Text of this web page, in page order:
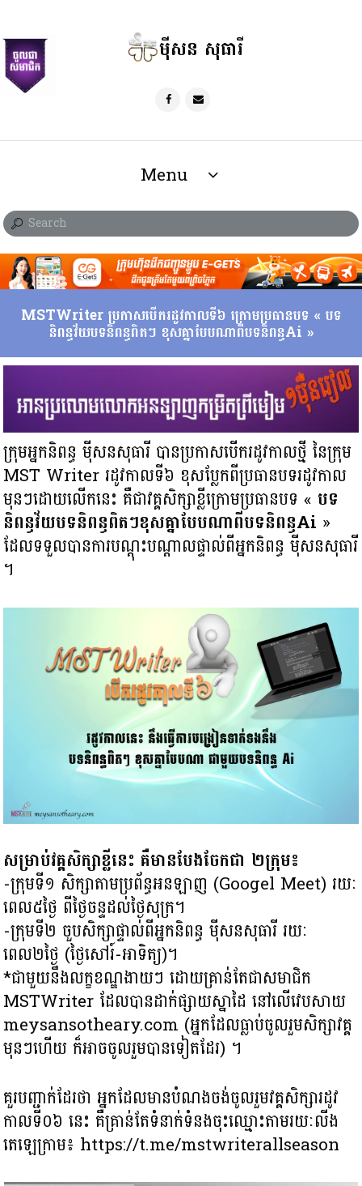
ម៉ីសន សុធារី
Menu
MSTWriter ប្រកាសបើករដូវកាលទី៦ ក្រោមប្រធានបទ « បទ
និពន្ធវ័យបទនិពន្ធពិតៗ ខុសគ្នាបែបណាពីបទនិពន្ធAi »
ក្រុមអ្នកនិពន្ធ ម៉ីសនសុធារី បានប្រកាស​បើករដូវកាលថ្មី នៃក្រុម
MST Writer រដូវកាលទី៦ ខុសប្លែកពីប្រធានបទរដូវកាល
មុនៗដោយលើកនេះ គឺជាវគ្គសិក្សាខ្លីក្រោមប្រធានបទ «បទ
និពន្ធវ័យបទនិពន្ធពិតៗខុសគ្នាបែបណាពីបទនិពន្ធAi »
ដែលទទួលបានការបណ្តុះបណ្តាលផ្ទាល់ពីអ្នកនិពន្ធ ម៉ីសនសុធារី
។
សម្រាប់វគ្គសិក្សាខ្លីនេះ គឺមានបែងចែកជា ២ក្រុម៖
-ក្រុមទី១ សិក្សាតាមប្រព័ន្ធអនឡាញ (Googel Meet) រយៈ
ពេល៥ថ្ងៃ ពីថ្ងៃចន្ទដល់ថ្ងៃសុក្រ។
-ក្រុមទី២ ចួបសិក្សាផ្ទាល់ពីអ្នកនិពន្ធ ម៉ីសនសុធារី រយៈ
ពេល២ថ្ងៃ (ថ្ងៃសៅរ៍-អាទិត្យ)។
*ជាមួយនឹងលក្ខខណ្ឌងាយៗ ដោយគ្រាន់តែជាសមាជិក
MSTWriter ដែលបានដាក់ផ្សាយស្នាដៃ នៅលើវេបសាយ
meysansotheary.com (អ្នកដែលធ្លាប់ចូលរួមសិក្សាវគ្គ
មុនៗហើយ ក៏អាចចូលរួមបានទៀតដែរ) ។
គួរបញ្ជាក់ដែរថា អ្នកដែលមានបំណងចង់ចូលរួមវគ្គសិក្សារដូវ
កាលទី០៦ នេះ គឺគ្រាន់តែទំនាក់ទំនងចុះឈ្មោះតាមរយៈលីង
តេឡេក្រាម៖ https://t.me/mstwriterallseason